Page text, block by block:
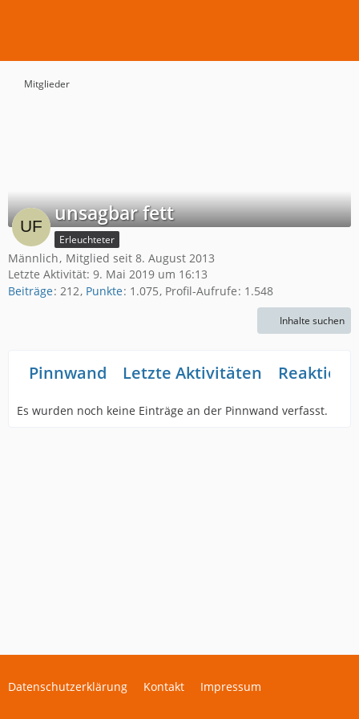
Mitglieder
unsagbar fett
Erleuchteter
Männlich Mitglied seit 8. August 2013
Letzte Aktivität: 9. Mai 2019 um 16:13
Beiträge 212 Punkte 1.075 Profil-Aufrufe 1.548
Inhalte suchen
Pinnwand Letzte Aktivitäten
Es wurden noch keine Einträge an der Pinnwand verfasst.
Datenschutzerklärung Kontakt Impressum